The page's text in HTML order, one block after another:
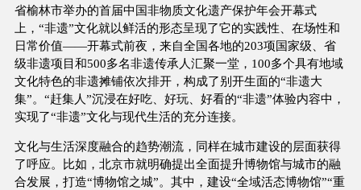
省榆林市举办的首届中国非物质文化遗产保护年会开幕式
上，“非遗”文化就以鲜活的形态呈现了它的实践性、在场性和
日常价值——开幕式前夜，来自全国各地的203项国家级、省
级非遗项目和500多名非遗传承人汇聚一堂，100多个具有地域
文化特色的非遗摊铺依次排开，构成了别开生面的“非遗大
集”。“赶集人”沉浸在好吃、好玩、好看的“非遗”体验内容中，
实现了“非遗”文化与现代生活的充分连接。
文化与生活深度融合的趋势潮流，同样在城市建设的层面获得
了呼应。比如，北京市就明确提出全面提升博物馆与城市的融
合发展，打造“博物馆之城”。其中，建设“全域活态博物馆”“重